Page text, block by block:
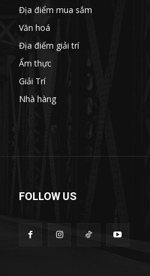
Địa điểm mua sắm
Văn hoá
Địa điểm giải trí
Ẩm thực
Giải Trí
Nhà hàng
FOLLOW US